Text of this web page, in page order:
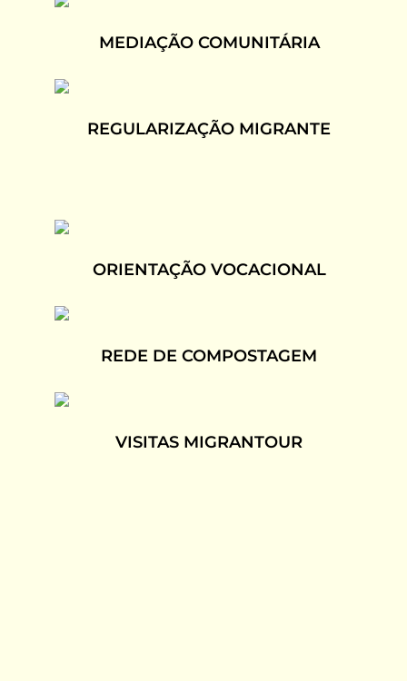
MEDIAÇÃO COMUNITÁRIA
REGULARIZAÇÃO MIGRANTE
ORIENTAÇÃO VOCACIONAL
REDE DE COMPOSTAGEM
VISITAS MIGRANTOUR